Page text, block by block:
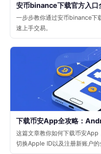
安币binance下载官方入口
一步步教你通过安币binance下
速上手交易。
下载币安App全攻略：
这篇文章教你如何下载币安
切换Apple ID以及注册新账户的